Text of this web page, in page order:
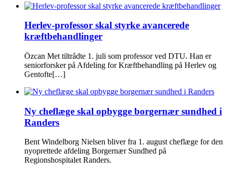
Herlev-professor skal styrke avancerede
kræftbehandlinger
Özcan Met tiltrådte 1. juli som professor ved DTU. Han er
seniorforsker på Afdeling for Kræftbehandling på Herlev og
Gentofte[…]
Ny cheflæge skal opbygge borgernær sundhed i
Randers
Bent Windelborg Nielsen bliver fra 1. august cheflæge for den
nyoprettede afdeling Borgernær Sundhed på
Regionshospitalet Randers.